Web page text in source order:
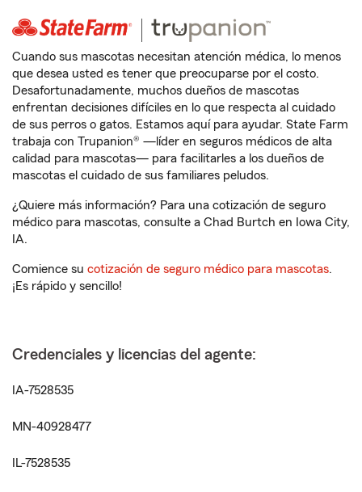
Cuando sus mascotas necesitan atención médica, lo menos
que desea usted es tener que preocuparse por el costo.
Desafortunadamente, muchos dueños de mascotas
enfrentan decisiones difíciles en lo que respecta al cuidado
de sus perros o gatos. Estamos aquí para ayudar. State Farm
trabaja con Trupanion® —líder en seguros médicos de alta
calidad para mascotas— para facilitarles a los dueños de
mascotas el cuidado de sus familiares peludos.
¿Quiere más información? Para una cotización de seguro
médico para mascotas, consulte a Chad Burtch en Iowa City,
IA.
Comience su cotización de seguro médico para mascotas.
¡Es rápido y sencillo!
Credenciales y licencias del agente:
IA-7528535
MN-40928477
IL-7528535